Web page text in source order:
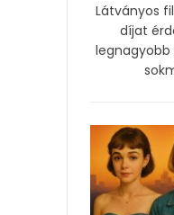
Látványos
díjat
legnagyobb